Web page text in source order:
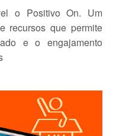
o Positivo On. Um
recursos que permite
e o engajamento